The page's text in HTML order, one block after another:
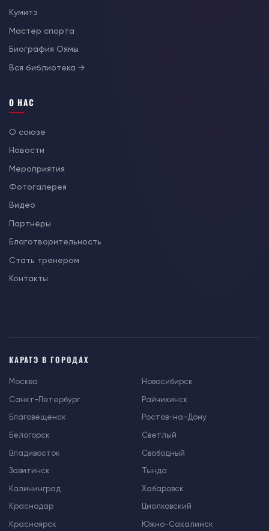
Кумитэ
Мастер спорта
Биография Оямы
Вся библиотека →
О НАС
О союзе
Новости
Мероприятия
Фотогалерея
Видео
Партнёры
Благотворительность
Стать тренером
Контакты
КАРАТЭ В ГОРОДАХ
Москва
Санкт-Петербург
Благовещенск
Белогорск
Владивосток
Завитинск
Калининград
Краснодар
Красноярск
Новосибирск
Райчихинск
Ростов-на-Дону
Светлый
Свободный
Тында
Хабаровск
Циолковский
Южно-Сахалинск